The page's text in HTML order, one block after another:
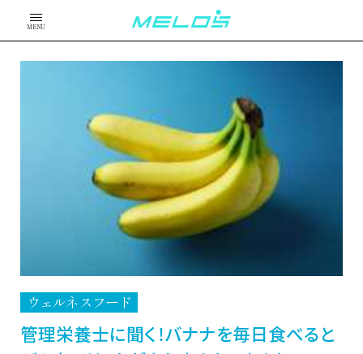
MENU
ウェルネスフード
管理栄養士に聞く！バナナを毎日食べると